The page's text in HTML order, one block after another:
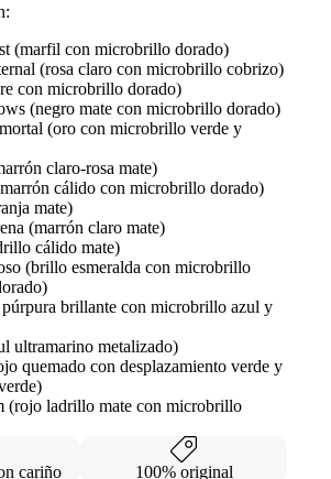
(marfil con microbrillo dorado)
(rosa claro con microbrillo cobrizo)
con microbrillo dorado)
(negro mate con microbrillo dorado)
(oro con microbrillo verde y
claro-rosa mate)
cálido con microbrillo dorado)
mate)
(marrón claro mate)
cálido mate)
(brillo esmeralda con microbrillo
brillante con microbrillo azul y
ultramarino metalizado)
quemado con desplazamiento verde y
(rojo ladrillo mate con microbrillo
cariño 100% original